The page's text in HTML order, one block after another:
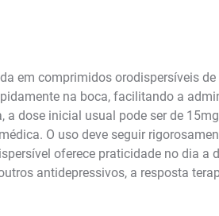
em comprimidos orodispersíveis
na boca, facilitando a
a dose inicial usual pode ser de
O uso deve seguir
oferece praticidade no dia
antidepressivos, a resposta